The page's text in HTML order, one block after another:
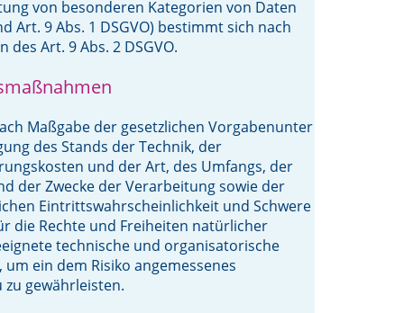
von besonderen Kategorien von Daten
Art. 9 Abs. 1 DSGVO) bestimmt sich nach
des Art. 9 Abs. 2 DSGVO.
Maßgabe der gesetzlichen Vorgabenunter
des Stands der Technik, der
und der Art, des Umfangs, der
der Zwecke der Verarbeitung sowie der
Eintrittswahrscheinlichkeit und Schwere
die Rechte und Freiheiten natürlicher
technische und organisatorische
ein dem Risiko angemessenes
zu gewährleisten.